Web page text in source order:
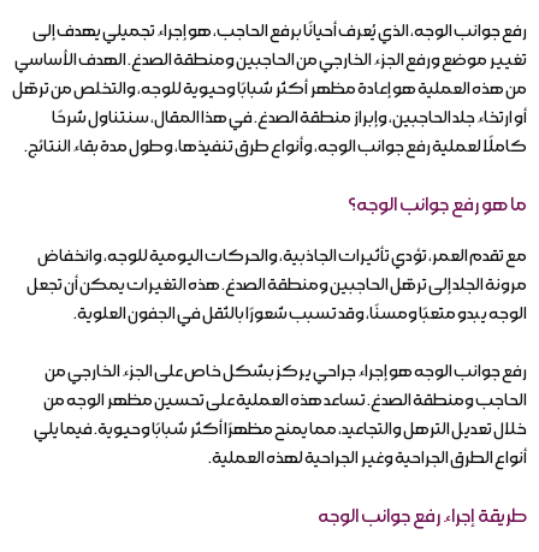
رفع جوانب الوجه، الذي يُعرف أحيانًا برفع الحاجب، هو إجراء تجميلي يهدف إلى
تغيير موضع ورفع الجزء الخارجي من الحاجبين ومنطقة الصدغ. الهدف الأساسي
من هذه العملية هو إعادة مظهر أكثر شبابًا وحيوية للوجه، والتخلص من ترهّل
أو ارتخاء جلد الحاجبين، وإبراز منطقة الصدغ. في هذا المقال، سنتناول شرحًا
كاملًا لعملية رفع جوانب الوجه، وأنواع طرق تنفيذها، وطول مدة بقاء النتائج.
ما هو رفع جوانب الوجه؟
مع تقدم العمر، تؤدي تأثيرات الجاذبية، والحركات اليومية للوجه، وانخفاض
مرونة الجلد إلى ترهّل الحاجبين ومنطقة الصدغ. هذه التغيرات يمكن أن تجعل
الوجه يبدو متعبًا ومسنًا، وقد تسبب شعورًا بالثقل في الجفون العلوية.
رفع جوانب الوجه هو إجراء جراحي يركز بشكل خاص على الجزء الخارجي من
الحاجب ومنطقة الصدغ. تساعد هذه العملية على تحسين مظهر الوجه من
خلال تعديل الترهل والتجاعيد، مما يمنح مظهرًا أكثر شبابًا وحيوية. فيما يلي
أنواع الطرق الجراحية وغير الجراحية لهذه العملية.
طريقة إجراء رفع جوانب الوجه